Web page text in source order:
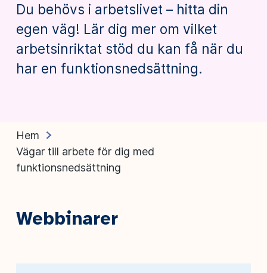
Du behövs i arbetslivet – hitta din
egen väg! Lär dig mer om vilket
arbetsinriktat stöd du kan få när du
har en funktionsnedsättning.
Hem
Vägar till arbete för dig med
funktionsnedsättning
Webbinarer